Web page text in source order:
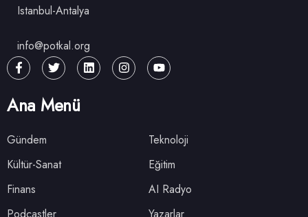
Istanbul-Antalya
info@potkal.org
Ana Menü
Gündem
Teknoloji
Kültür-Sanat
Eğitim
Finans
AI Radyo
Podcastler
Yazarlar